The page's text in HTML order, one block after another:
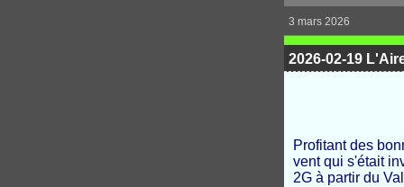
3 mars 2026
2026-02-19
Profitant des
vent qui s'était
2G à partir du